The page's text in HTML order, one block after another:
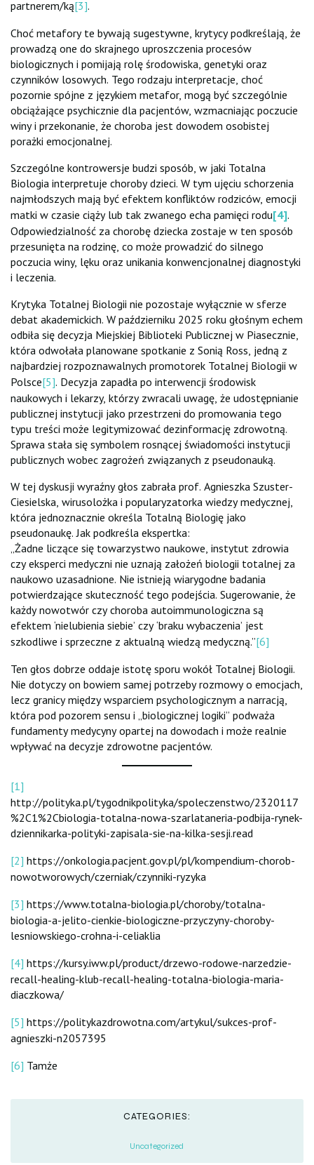
partnerem/ką[3].
Choć metafory te bywają sugestywne, krytycy podkreślają, że
prowadzą one do skrajnego uproszczenia procesów
biologicznych i pomijają rolę środowiska, genetyki oraz
czynników losowych. Tego rodzaju interpretacje, choć
pozornie spójne z językiem metafor, mogą być szczególnie
obciążające psychicznie dla pacjentów, wzmacniając poczucie
winy i przekonanie, że choroba jest dowodem osobistej
porażki emocjonalnej.
Szczególne kontrowersje budzi sposób, w jaki Totalna
Biologia interpretuje choroby dzieci. W tym ujęciu schorzenia
najmłodszych mają być efektem konfliktów rodziców, emocji
matki w czasie ciąży lub tak zwanego echa pamięci rodu[4].
Odpowiedzialność za chorobę dziecka zostaje w ten sposób
przesunięta na rodzinę, co może prowadzić do silnego
poczucia winy, lęku oraz unikania konwencjonalnej diagnostyki
i leczenia.
Krytyka Totalnej Biologii nie pozostaje wyłącznie w sferze
debat akademickich. W październiku 2025 roku głośnym echem
odbiła się decyzja Miejskiej Biblioteki Publicznej w Piasecznie,
która odwołała planowane spotkanie z Sonią Ross, jedną z
najbardziej rozpoznawalnych promotorek Totalnej Biologii w
Polsce[5]. Decyzja zapadła po interwencji środowisk
naukowych i lekarzy, którzy zwracali uwagę, że udostępnianie
publicznej instytucji jako przestrzeni do promowania tego
typu treści może legitymizować dezinformację zdrowotną.
Sprawa stała się symbolem rosnącej świadomości instytucji
publicznych wobec zagrożeń związanych z pseudonauką.
W tej dyskusji wyraźny głos zabrała prof. Agnieszka Szuster-
Ciesielska, wirusolożka i popularyzatorka wiedzy medycznej,
która jednoznacznie określa Totalną Biologię jako
pseudonaukę. Jak podkreśla ekspertka:
„Żadne liczące się towarzystwo naukowe, instytut zdrowia
czy eksperci medyczni nie uznają założeń biologii totalnej za
naukowo uzasadnione. Nie istnieją wiarygodne badania
potwierdzające skuteczność tego podejścia. Sugerowanie, że
każdy nowotwór czy choroba autoimmunologiczna są
efektem ‘nielubienia siebie’ czy ‘braku wybaczenia’ jest
szkodliwe i sprzeczne z aktualną wiedzą medyczną.”[6]
Ten głos dobrze oddaje istotę sporu wokół Totalnej Biologii.
Nie dotyczy on bowiem samej potrzeby rozmowy o emocjach,
lecz granicy między wsparciem psychologicznym a narracją,
która pod pozorem sensu i „biologicznej logiki” podważa
fundamenty medycyny opartej na dowodach i może realnie
wpływać na decyzje zdrowotne pacjentów.
[1]
http://polityka.pl/tygodnikpolityka/spoleczenstwo/2320117
%2C1%2Cbiologia-totalna-nowa-szarlataneria-podbija-rynek-
dziennikarka-polityki-zapisala-sie-na-kilka-sesji.read
[2] https://onkologia.pacjent.gov.pl/pl/kompendium-chorob-
nowotworowych/czerniak/czynniki-ryzyka
[3] https://www.totalna-biologia.pl/choroby/totalna-
biologia-a-jelito-cienkie-biologiczne-przyczyny-choroby-
lesniowskiego-crohna-i-celiaklia
[4] https://kursy.iww.pl/product/drzewo-rodowe-narzedzie-
recall-healing-klub-recall-healing-totalna-biologia-maria-
diaczkowa/
[5] https://politykazdrowotna.com/artykul/sukces-prof-
agnieszki-n2057395
[6] Tamże
CATEGORIES:
Uncategorized